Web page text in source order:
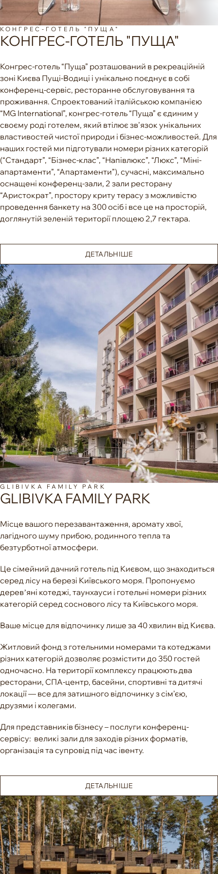
КОНГРЕС-ГОТЕЛЬ "ПУЩА"
КОНГРЕС-ГОТЕЛЬ "ПУЩА"
Конгрес-готель “Пуща” розташований в рекреаційній
зоні Києва Пущі-Водиці і унікально поєднує в собі
конференц-сервіс, ресторанне обслуговування та
проживання. Спроектований італійською компанією
“MG International”, конгрес-готель “Пуща” є єдиним у
своєму роді готелем, який втілює зв’язок унікальних
властивостей чистої природи і бізнес-можливостей. Для
наших гостей ми підготували номери різних категорій
(“Стандарт”, “Бізнес-клас”, “Напівлюкс”, “Люкс”, “Міні-
апартаменти”, “Апартаменти”), сучасні, максимально
оснащені конференц-зали, 2 зали ресторану
“Аристократ”, простору криту терасу з можливістю
проведення банкету на 300 осіб і все це на просторій,
доглянутій зеленій території площею 2,7 гектара.
ДЕТАЛЬНІШЕ
GLIBIVKA FAMILY PARK
GLIBIVKA FAMILY PARK
Місце вашого перезавантаження, аромату хвої,
лагідного шуму прибою, родинного тепла та
безтурботної атмосфери.
Це сімейний дачний готель під Києвом, що знаходиться
серед лісу на березі Київського моря. Пропонуємо
деревʼяні котеджі, таунхауси і готельні номери різних
категорій серед соснового лісу та Київського моря.
Ваше місце для відпочинку лише за 40 хвилин від Києва.
Житловий фонд з готельними номерами та котеджами
різних категорій дозволяє розмістити до 350 гостей
одночасно. На території комплексу працюють два
ресторани, СПА-центр, басейни, спортивні та дитячі
локації — все для затишного відпочинку з сім’єю,
друзями і колегами.
Для представників бізнесу – послуги конференц-
сервісу: великі зали для заходів різних форматів,
організація та супровід під час івенту.
ДЕТАЛЬНІШЕ